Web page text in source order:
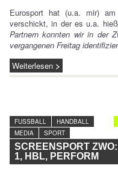
Eurosport hat (u.a. mir) am
verschickt, in der es u.a.
Partnern konnten wir in der
vergangenen Freitag
Weiterlesen
FUSSBALL
HANDBALL
MEDIA
SPORT
SCREENSPORT
1, HBL, PERFORM